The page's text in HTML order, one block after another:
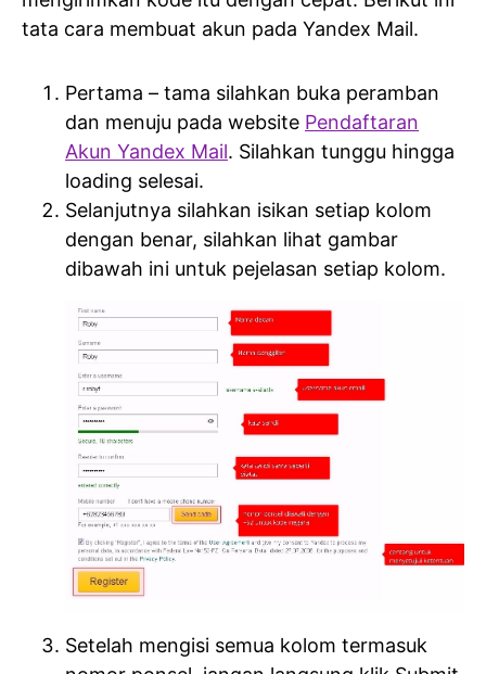
tata cara membuat akun pada Yandex Mail.
Pertama – tama silahkan buka peramban
dan menuju pada website Pendaftaran
Akun Yandex Mail. Silahkan tunggu hingga
loading selesai.
Selanjutnya silahkan isikan setiap kolom
dengan benar, silahkan lihat gambar
dibawah ini untuk pejelasan setiap kolom.
Setelah mengisi semua kolom termasuk